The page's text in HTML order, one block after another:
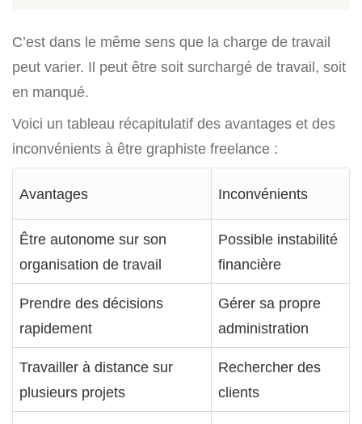
C’est dans le même sens que la charge de travail
peut varier. Il peut être soit surchargé de travail, soit
en manqué.
Voici un tableau récapitulatif des avantages et des
inconvénients à être graphiste freelance :
Avantages Inconvénients
Être autonome sur son
organisation de travail
Possible instabilité
financière
Prendre des décisions
rapidement
Gérer sa propre
administration
Travailler à distance sur
plusieurs projets
Rechercher des
clients